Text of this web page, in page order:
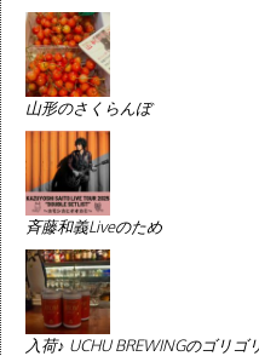
山形のさくらんぼ
斉藤和義Liveのため
入荷♪ UCHU BREWINGのゴリゴ